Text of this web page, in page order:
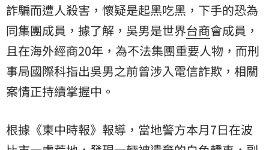
詐騙而遭人殺害，懷疑是起黑吃黑，下手的恐為
同集團成員，據了解，吳男是世界台商會成員，
且在海外經商20年，為不法集團重要人物，而刑
事局國際科指出吳男之前曾涉入電信詐欺，相關
案情正持續掌握中。
根據《柬中時報》報導，當地警方本月7日在波